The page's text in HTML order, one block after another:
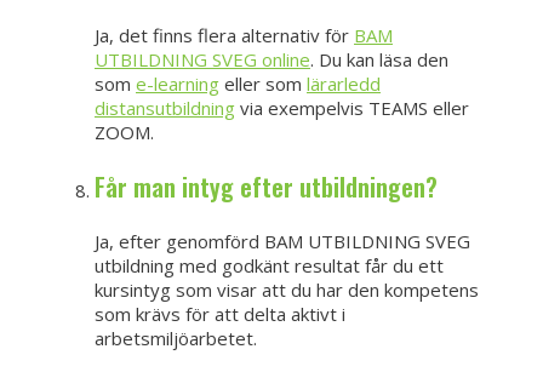
Ja, det finns flera alternativ för BAM
UTBILDNING SVEG online. Du kan läsa den
som e-learning eller som lärarledd
distansutbildning via exempelvis TEAMS eller
ZOOM.
Får man intyg efter utbildningen?
Ja, efter genomförd BAM UTBILDNING SVEG
utbildning med godkänt resultat får du ett
kursintyg som visar att du har den kompetens
som krävs för att delta aktivt i
arbetsmiljöarbetet.